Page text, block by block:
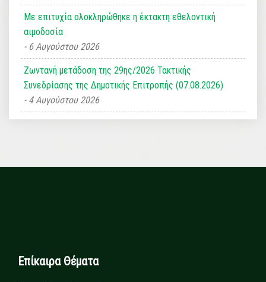
Με επιτυχία ολοκληρώθηκε η έκτακτη εθελοντική
αιμοδοσία
6 Αυγούστου 2026
Ζωντανή μετάδοση της 29ης/2026 Τακτικής
Συνεδρίασης της Δημοτικής Επιτροπής (07.08.2026)
4 Αυγούστου 2026
Επίκαιρα Θέματα